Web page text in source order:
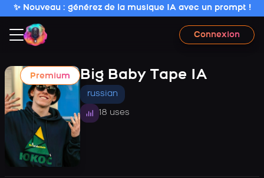
✨ Nouveau : générez de la musique IA avec un prompt !
Connexion
Premium Big Baby Tape IA
russian
18 uses